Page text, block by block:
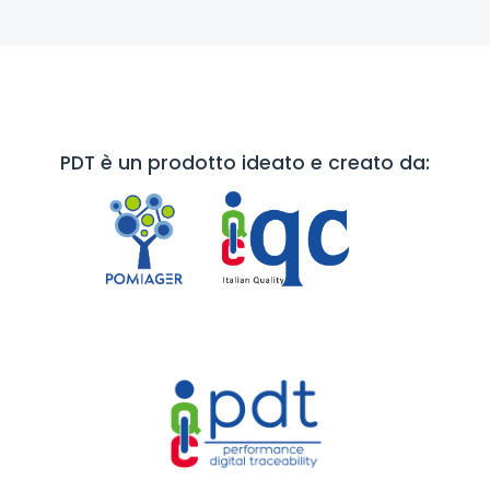
PDT è un prodotto ideato e creato da: